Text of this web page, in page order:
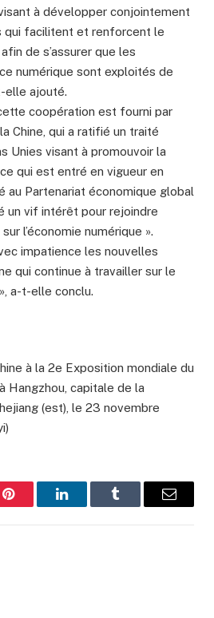
à développer conjointement
qui facilitent et renforcent le
de s’assurer que les
numérique sont exploités de
elle ajouté.
coopération est fourni par
Chine, qui a ratifié un traité
Unies visant à promouvoir la
qui est entré en vigueur en
au Partenariat économique global
un vif intérêt pour rejoindre
l’économie numérique ».
impatience les nouvelles
qui continue à travailler sur le
a-t-elle conclu.
à la 2e Exposition mondiale du
Hangzhou, capitale de la
(est), le 23 novembre
Pinterest LinkedInTumblr Email